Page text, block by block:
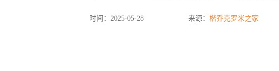
时间：2025-05-28 来源： 楷乔克罗米之家